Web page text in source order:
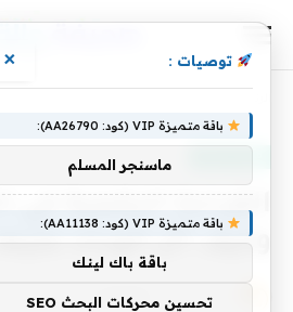
القراءة الرقمية في المدارس وكيف أثر
القراءة الرقمية
وكيف أثر الوباء
بواسطة eshrag 30 أكتوبر، 2022
توصيات : ×
باقة متميزة VIP (كود: AA26790):
ماسنجر المسلم
باقة متميزة VIP (كود: AA11138):
باقة باك لينك
تحسين محركات البحث SEO